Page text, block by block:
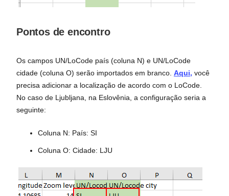
Pontos de encontro
Os campos UN/LoCode país (coluna N) e UN/LoCode
cidade (coluna O) serão importados em branco. Aqui, você
precisa adicionar a localização de acordo com o LoCode.
No caso de Ljubljana, na Eslovênia, a configuração seria a
seguinte:
Coluna N: País: SI
Coluna O: Cidade: LJU